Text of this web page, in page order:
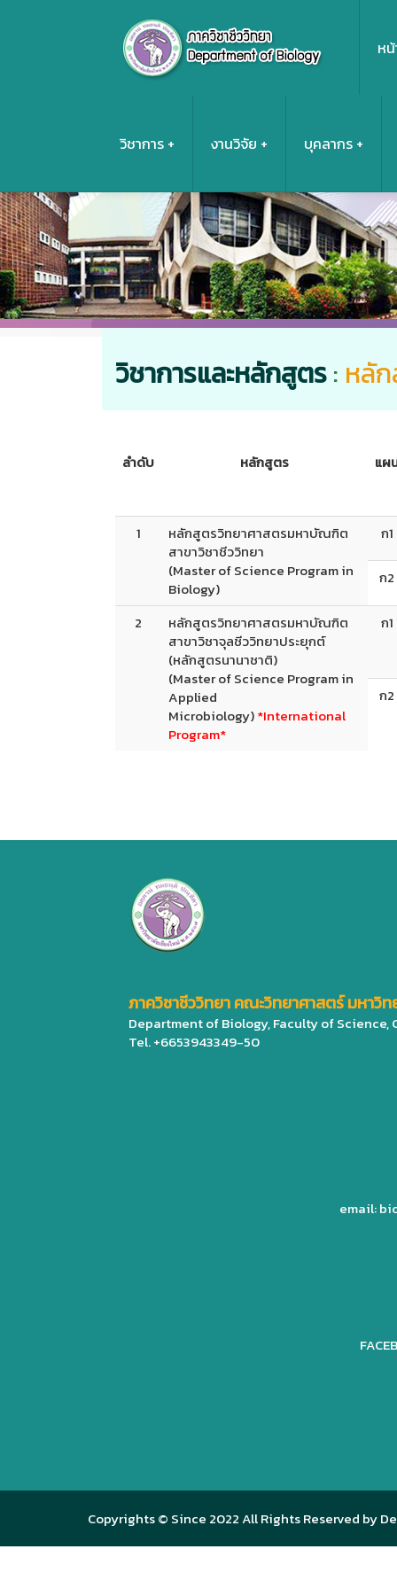
ห
วิชาการ งานวิจัย บุคลากร
วิชาการและหลักสูตร: หลั
ลำดับ หลักสูตร แผ
1
หลักสูตรวิทยาศาสตรมหาบัณฑิต
สาขาวิชาชีววิทยา
(Master of Science Program in
Biology)
ก1
ก2
2
หลักสูตรวิทยาศาสตรมหาบัณฑิต
สาขาวิชาจุลชีววิทยาประยุกต์
(หลักสูตรนานาชาติ)
(Master of Science Program in
Applied
Microbiology)*International
Program*
ก1
ก2
ภาควิชาชีววิทยา คณะวิทยาศาสตร์ มหาวิท
Department of Biology, Faculty of
Tel. +6653943349-50
email:
Copyrights © Since 2022 All Rights Reserved by